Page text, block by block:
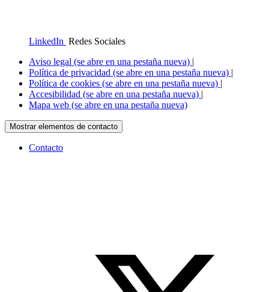
LinkedIn Redes Sociales
Aviso legal (se abre en una pestaña nueva) |
Política de privacidad (se abre en una pestaña nueva) |
Política de cookies (se abre en una pestaña nueva) |
Accesibilidad (se abre en una pestaña nueva) |
Mapa web (se abre en una pestaña nueva)
Mostrar elementos de contacto
Contacto